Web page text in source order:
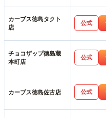
カーブス徳島タクト
店
公式
チョコザップ徳島蔵
本町店
公式
カーブス徳島佐古店 公式